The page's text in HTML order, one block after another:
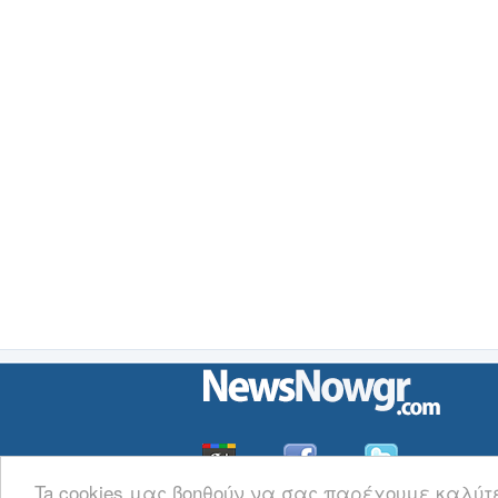
Ta cookies μας βοηθούν να σας παρέχουμε